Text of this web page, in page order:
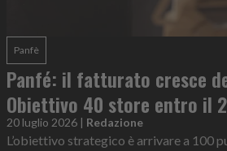
Panfè
Panfé: il fatturato cresce
Obiettivo 40 store entro il
20 luglio 2026 | Redazione
L’obiettivo strategico è arrivare a 100